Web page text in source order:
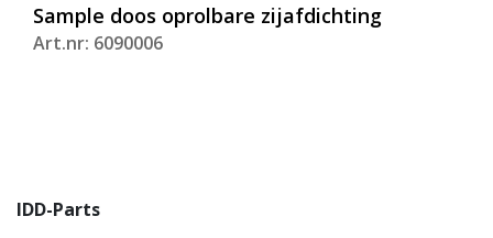
Sample doos oprolbare zijafdichting
Art.nr: 6090006
IDD-Parts